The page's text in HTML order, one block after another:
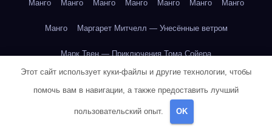
Манго Манго Манго Манго Манго Манго Манго
Манго Маргарет Митчелл — Унесённые ветром
Марк Твен — Приключения Тома Сойера
Марк Твен — Приключения Тома Сойера
Этот сайт использует куки-файлы и другие технологии, чтобы
помочь вам в навигации, а также предоставить лучший
пользовательский опыт. OK